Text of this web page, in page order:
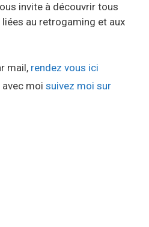
invite à découvrir tous
au retrogaming et aux
mail, rendez vous ici
avec moi suivez moi sur